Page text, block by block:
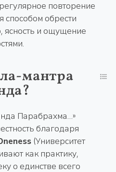
повторение
способом обрести
и ощущение
мантра
Парабрахма…»
благодаря
(Университет
как практику,
о единстве всего